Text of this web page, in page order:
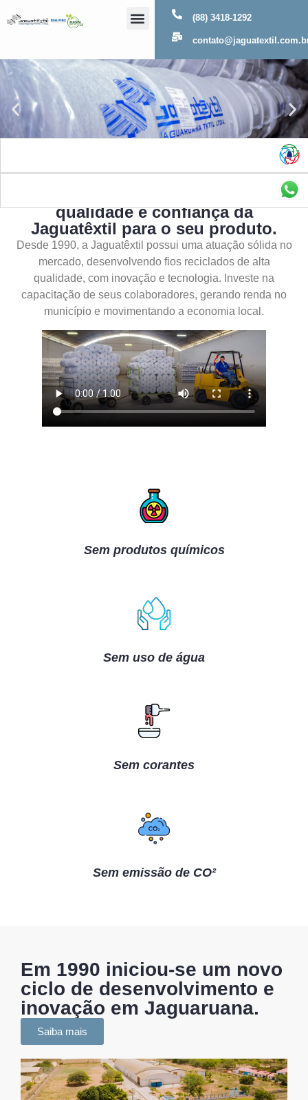
(88) 3418-1292
qualidade e confiança da
Jaguatêxtil para o seu produto.
Desde 1990, a Jaguatêxtil possui uma atuação sólida no
mercado, desenvolvendo fios reciclados de alta
qualidade, com inovação e tecnologia. Investe na
capacitação de seus colaboradores, gerando renda no
município e movimentando a economia local.
Sem produtos químicos
Sem uso de água
Sem corantes
Sem emissão de CO²
Em 1990 iniciou-se um novo
ciclo de desenvolvimento e
inovação em Jaguaruana.
Saiba mais